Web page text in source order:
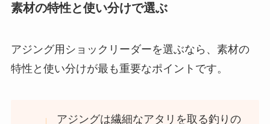
素材の特性と使い分けで選ぶ
アジング用ショックリーダーを選ぶなら、素材の
特性と使い分けが最も重要なポイントです。
アジングは繊細なアタリを取る釣りの